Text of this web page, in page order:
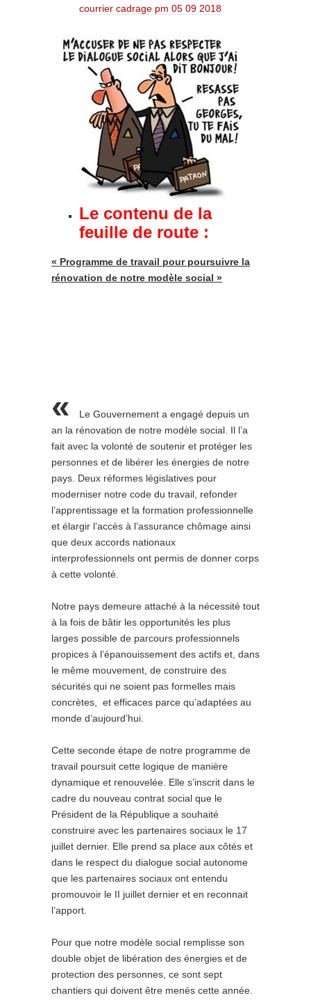
courrier cadrage pm 05 09 2018
Le contenu de la
feuille de route :
« Programme de travail pour poursuivre la
rénovation de notre modèle social »
«
Le Gouvernement a engagé depuis un
an la rénovation de notre modèle social. Il l’a
fait avec la volonté de soutenir et protéger les
personnes et de libérer les énergies de notre
pays. Deux réformes législatives pour
moderniser notre code du travail, refonder
l’apprentissage et la formation professionnelle
et élargir l’accès à l’assurance chômage ainsi
que deux accords nationaux
interprofessionnels ont permis de donner corps
à cette volonté.
Notre pays demeure attaché à la nécessité tout
à la fois de bâtir les opportunités les plus
larges possible de parcours professionnels
propices à l’épanouissement des actifs et, dans
le même mouvement, de construire des
sécurités qui ne soient pas formelles mais
concrètes, et efficaces parce qu’adaptées au
monde d’aujourd’hui.
Cette seconde étape de notre programme de
travail poursuit cette logique de manière
dynamique et renouvelée. Elle s’inscrit dans le
cadre du nouveau contrat social que le
Président de la République a souhaité
construire avec les partenaires sociaux le 17
juillet dernier. Elle prend sa place aux côtés et
dans le respect du dialogue social autonome
que les partenaires sociaux ont entendu
promouvoir le II juillet dernier et en reconnait
l’apport.
Pour que notre modèle social remplisse son
double objet de libération des énergies et de
protection des personnes, ce sont sept
chantiers qui doivent être menés cette année.